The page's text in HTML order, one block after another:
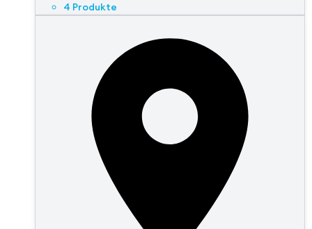
4 Produkte